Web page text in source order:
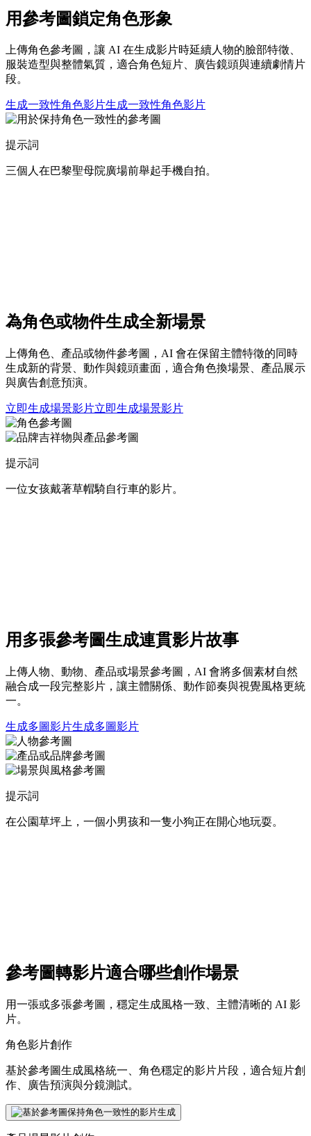
用參考圖鎖定角色形象
上傳角色參考圖，讓 AI 在生成影片時延續人物的臉部特徵、
服裝造型與整體氣質，適合角色短片、廣告鏡頭與連續劇情片
段。
生成一致性角色影片生成一致性角色影片
提示詞
三個人在巴黎聖母院廣場前舉起手機自拍。
為角色或物件生成全新場景
上傳角色、產品或物件參考圖，AI 會在保留主體特徵的同時
生成新的背景、動作與鏡頭畫面，適合角色換場景、產品展示
與廣告創意預演。
立即生成場景影片立即生成場景影片
提示詞
一位女孩戴著草帽騎自行車的影片。
用多張參考圖生成連貫影片故事
上傳人物、動物、產品或場景參考圖，AI 會將多個素材自然
融合成一段完整影片，讓主體關係、動作節奏與視覺風格更統
一。
生成多圖影片生成多圖影片
提示詞
在公園草坪上，一個小男孩和一隻小狗正在開心地玩耍。
參考圖轉影片適合哪些創作場景
用一張或多張參考圖，穩定生成風格一致、主體清晰的 AI 影
片。
角色影片創作
基於參考圖生成風格統一、角色穩定的影片片段，適合短片創
作、廣告預演與分鏡測試。